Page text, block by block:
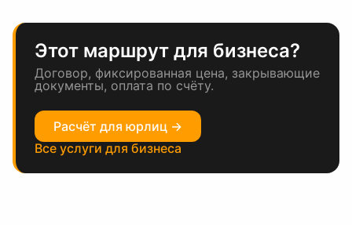
Этот маршрут для бизнеса?
Договор, фиксированная цена, закрывающие
документы, оплата по счёту.
Расчёт для юрлиц →
Все услуги для бизнеса